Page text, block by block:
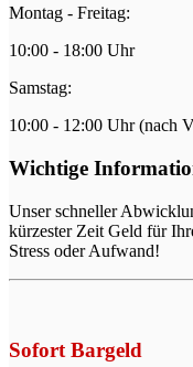
Montag - Freitag:
10:00 - 18:00 Uhr
Samstag:
10:00 - 12:00 Uhr (nach
Wichtige
Unser schneller
kürzester Zeit Geld für
Stress oder Aufwand!
Sofort Bargeld